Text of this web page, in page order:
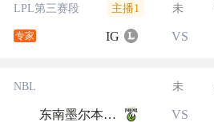
LPL第三赛段 主播1 未
专家 IG VS
NBL 未
东南墨尔本凤凰 VS